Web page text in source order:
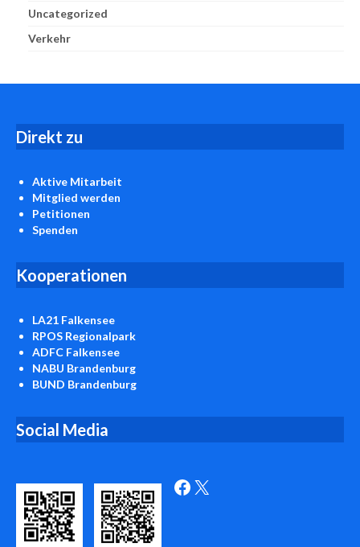
Uncategorized
Verkehr
Direkt zu
Aktive Mitarbeit
Mitglied werden
Petitionen
Spenden
Kooperationen
LA21 Falkensee
RPOS Regionalpark
ADFC Falkensee
NABU Brandenburg
BUND Brandenburg
Social Media
Facebook X